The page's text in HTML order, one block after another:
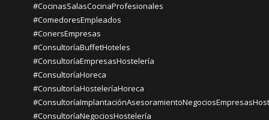
#CocinasSalasCocinaProfesionales
#ComedoresEmpleados
#ConersEmpresas
#ConsultoríaBuffetHoteles
#ConsultoríaEmpresasHostelería
#ConsultoríaHoreca
#ConsultoríaHosteleríaHoreca
#ConsultoríaNegociosHostelería